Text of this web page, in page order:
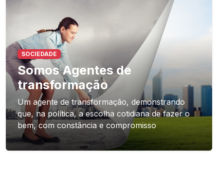
SOCIEDADE
Somos Agentes de
transformação
Um agente de transformação, demonstrando
que, na política, a escolha cotidiana de fazer o
bem, com constância e compromisso